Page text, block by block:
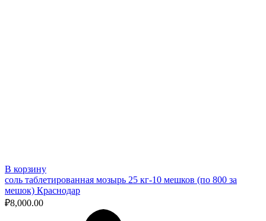
В корзину
соль таблетированная мозырь 25 кг-10 мешков (по 800 за
мешок) Краснодар
₽8,000.00